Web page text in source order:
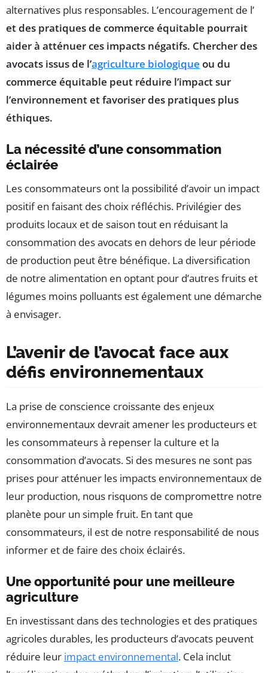
alternatives plus responsables. L’encouragement de l’
et des pratiques de commerce équitable pourrait
aider à atténuer ces impacts négatifs. Chercher des
avocats issus de l’agriculture biologique ou du
commerce équitable peut réduire l’impact sur
l’environnement et favoriser des pratiques plus
éthiques.
La nécessité d’une consommation
éclairée
Les consommateurs ont la possibilité d’avoir un impact
positif en faisant des choix réfléchis. Privilégier des
produits locaux et de saison tout en réduisant la
consommation des avocats en dehors de leur période
de production peut être bénéfique. La diversification
de notre alimentation en optant pour d’autres fruits et
légumes moins polluants est également une démarche
à envisager.
L’avenir de l’avocat face aux
défis environnementaux
La prise de conscience croissante des enjeux
environnementaux devrait amener les producteurs et
les consommateurs à repenser la culture et la
consommation d’avocats. Si des mesures ne sont pas
prises pour atténuer les impacts environnementaux de
leur production, nous risquons de compromettre notre
planète pour un simple fruit. En tant que
consommateurs, il est de notre responsabilité de nous
informer et de faire des choix éclairés.
Une opportunité pour une meilleure
agriculture
En investissant dans des technologies et des pratiques
agricoles durables, les producteurs d’avocats peuvent
réduire leur impact environnemental. Cela inclut